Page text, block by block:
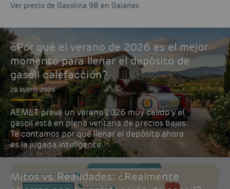
Ver precio de Gasolina 98 en Gaianes
¿Por qué el verano de 2026 es el mejor
momento para llenar el depósito de
gasoil calefacción?
28 MAYO, 2026
AEMET prevé un verano 2026 muy cálido y el
gasoil está en plena ventana de precios bajos.
Te contamos por qué llenar el depósito ahora
es la jugada inteligente.
Mitos vs. Realidades: ¿Realmente